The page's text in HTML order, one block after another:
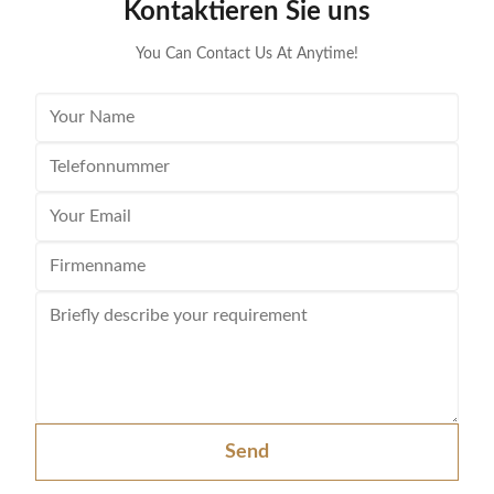
operate in a wide range of temperatures. It will
Kontaktieren Sie uns
You Can Contact Us At Anytime!
Send